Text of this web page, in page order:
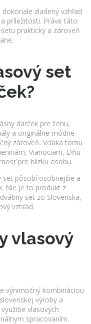
zladený vzhľad
príležitosti. Práve táto
praktický a zároveň
set
darček pre ženu,
a originálne módne
zároveň. Vďaka tomu
Vianociam, Dňu
pre blízku osobu.
set pôsobí osobnejšie a
Nie je to produkt z
set zo Slovenska,
vzhľad.
vlasový
výnimočný kombináciou
výroby a
vlasových
spracovaním.